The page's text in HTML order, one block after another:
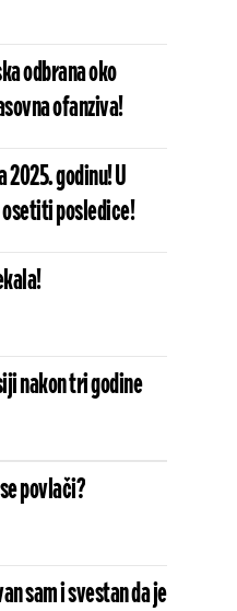
odbrana oko
ofanziva!
godinu! U
posledice!
nakon tri godine
povlači?
sam i svestan da je